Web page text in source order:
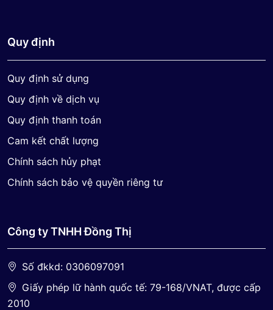
Quy định
Quy định sử dụng
Quy định về dịch vụ
Quy định thanh toán
Cam kết chất lượng
Chính sách hủy phạt
Chính sách bảo vệ quyền riêng tư
Công ty TNHH Đồng Thị
Số đkkd: 0306097091
Giấy phép lữ hành quốc tế: 79-168/VNAT, được cấp
2010